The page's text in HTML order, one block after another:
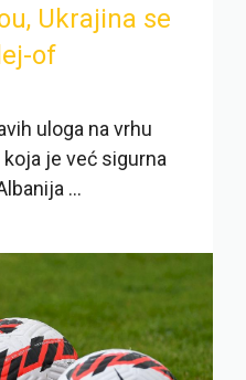
Ukrajina se
of
uloga na vrhu
je već sigurna
...